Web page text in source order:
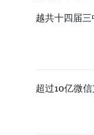
越共十四届
超过10亿微